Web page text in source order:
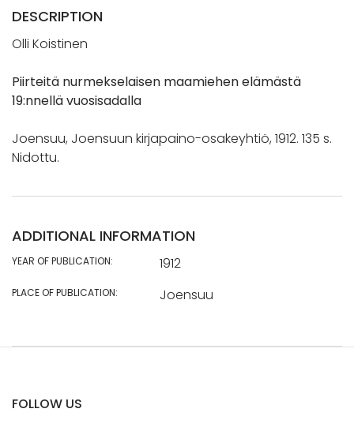
DESCRIPTION
Olli Koistinen
Piirteitä nurmekselaisen maamiehen elämästä
19:nnellä vuosisadalla
Joensuu, Joensuun kirjapaino-osakeyhtiö, 1912. 135 s.
Nidottu.
ADDITIONAL INFORMATION
YEAR OF PUBLICATION: 1912
PLACE OF PUBLICATION: Joensuu
FOLLOW US